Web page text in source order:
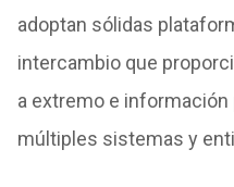
adoptan sólidas
intercambio que
a extremo e
múltiples sistemas y